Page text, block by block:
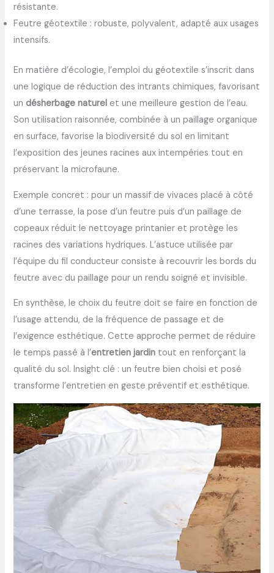
résistante.
Feutre géotextile : robuste, polyvalent, adapté aux usages
intensifs.
En matière d’écologie, l’emploi du géotextile s’inscrit dans
une logique de réduction des intrants chimiques, favorisant
undésherbage naturel et une meilleure gestion de l’eau.
Son utilisation raisonnée, combinée à un paillage organique
en surface, favorise la biodiversité du sol en limitant
l’exposition des jeunes racines aux intempéries tout en
préservant la microfaune.
Exemple concret : pour un massif de vivaces placé à côté
d’une terrasse, la pose d’un feutre puis d’un paillage de
copeaux réduit le nettoyage printanier et protège les
racines des variations hydriques. L’astuce utilisée par
l’équipe du fil conducteur consiste à recouvrir les bords du
feutre avec du paillage pour un rendu soigné et invisible.
En synthèse, le choix du feutre doit se faire en fonction de
l’usage attendu, de la fréquence de passage et de
l’exigence esthétique. Cette approche permet de réduire
le temps passé à l’entretien jardin tout en renforçant la
qualité du sol. Insight clé : un feutre bien choisi et posé
transforme l’entretien en geste préventif et esthétique.